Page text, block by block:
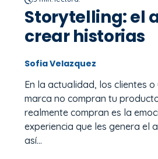
Storytelling: el
crear historias
Sofia Velazquez
En la actualidad, los clientes
marca no compran tu
realmente compran es la
experiencia que les genera el
así...